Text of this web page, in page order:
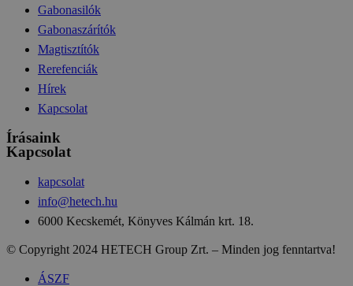
Gabonasilók
Gabonaszárítók
Magtisztítók
Rerefenciák
Hírek
Kapcsolat
Írásaink
Kapcsolat
kapcsolat
info@hetech.hu
6000 Kecskemét, Könyves Kálmán krt. 18.
© Copyright 2024 HETECH Group Zrt. – Minden jog fenntartva!
ÁSZF